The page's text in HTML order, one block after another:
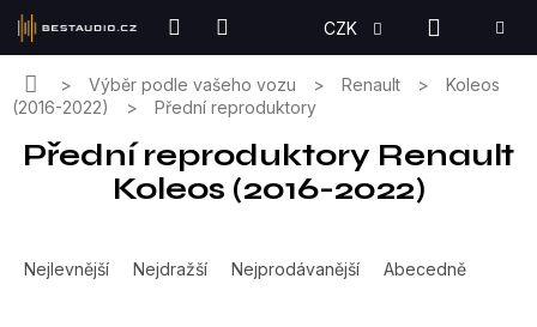
Přejít
obsah
CZK
KOŠÍK
DomůVýběr podle vašeho vozu Renault
Koleos
(2016-2022)
Přední reproduktory
Přední reproduktory Renault
Koleos (2016-2022)
aNejlevnější Nejdražší Nejprodávanější Abecedně